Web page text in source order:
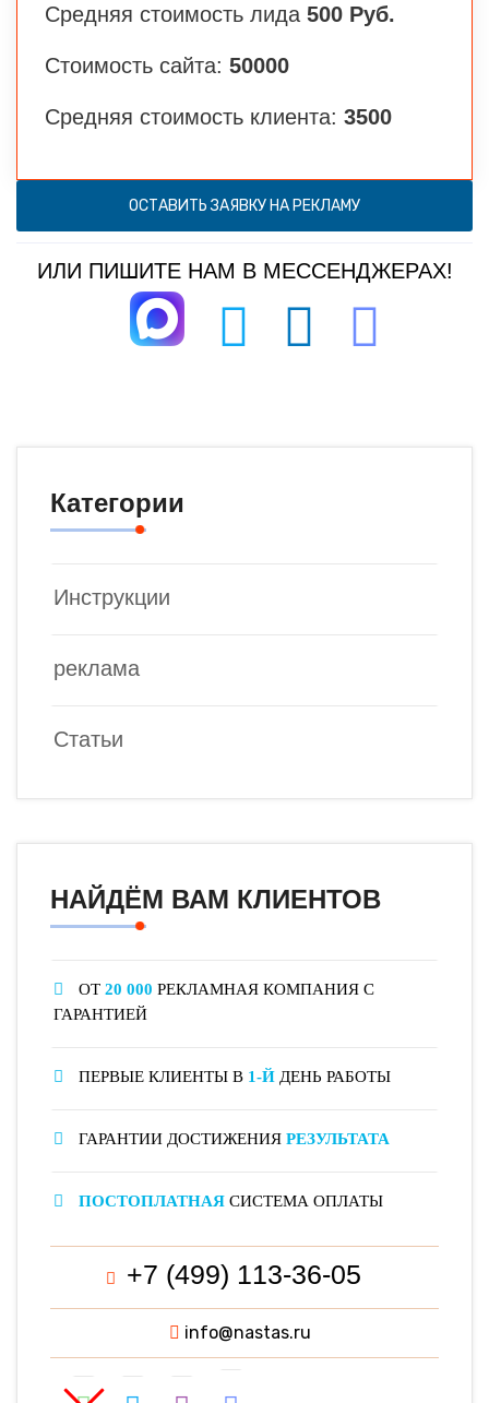
Средняя стоимость лида 500 Руб.
Стоимость сайта: 50000
Средняя стоимость клиента: 3500
ОСТАВИТЬ ЗАЯВКУ НА РЕКЛАМУ
ИЛИ ПИШИТЕ НАМ В МЕССЕНДЖЕРАХ!
Категории
Инструкции
реклама
Статьи
НАЙДЁМ ВАМ КЛИЕНТОВ
ОТ 20 000 РЕКЛАМНАЯ КОМПАНИЯ С
ГАРАНТИЕЙ
ПЕРВЫЕ КЛИЕНТЫ В 1-Й ДЕНЬ РАБОТЫ
ГАРАНТИИ ДОСТИЖЕНИЯ РЕЗУЛЬТАТА
ПОСТОПЛАТНАЯ СИСТЕМА ОПЛАТЫ
+7 (499) 113-36-05
info@nastas.ru